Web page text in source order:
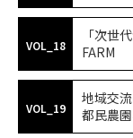
VOL_18
「次世
FARM
VOL_19
地域交
都民農